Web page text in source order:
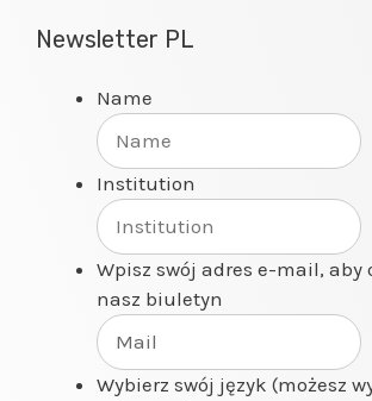
Newsletter PL
Name
Institution
Wpisz swój adres e-mail, aby
nasz biuletyn
Wybierz swój język (możesz